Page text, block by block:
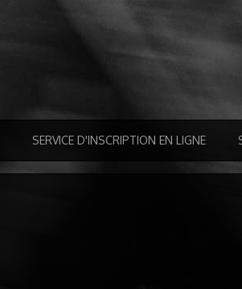
SERVICE D'INSCRIPTION EN LIGNE